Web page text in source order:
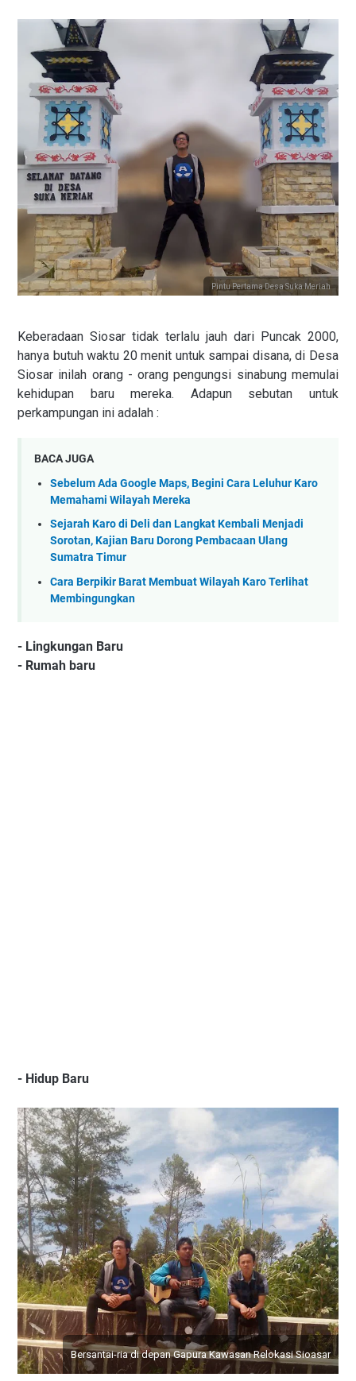
Pintu Pertama Desa Suka Meriah
Keberadaan Siosar tidak terlalu jauh dari Puncak 2000,
hanya butuh waktu 20 menit untuk sampai disana, di Desa
Siosar inilah orang - orang pengungsi sinabung memulai
kehidupan baru mereka. Adapun sebutan untuk
perkampungan ini adalah :
BACA JUGA
Sebelum Ada Google Maps, Begini Cara Leluhur Karo
Memahami Wilayah Mereka
Sejarah Karo di Deli dan Langkat Kembali Menjadi
Sorotan, Kajian Baru Dorong Pembacaan Ulang
Sumatra Timur
Cara Berpikir Barat Membuat Wilayah Karo Terlihat
Membingungkan
- Lingkungan Baru
- Rumah baru
- Hidup Baru
Bersantai-ria di depan Gapura Kawasan Relokasi Sioasar